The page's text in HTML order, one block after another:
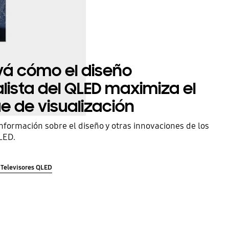
cómo el diseño
del QLED maximiza el
de visualización
sobre el diseño y otras innovaciones de los
QLED